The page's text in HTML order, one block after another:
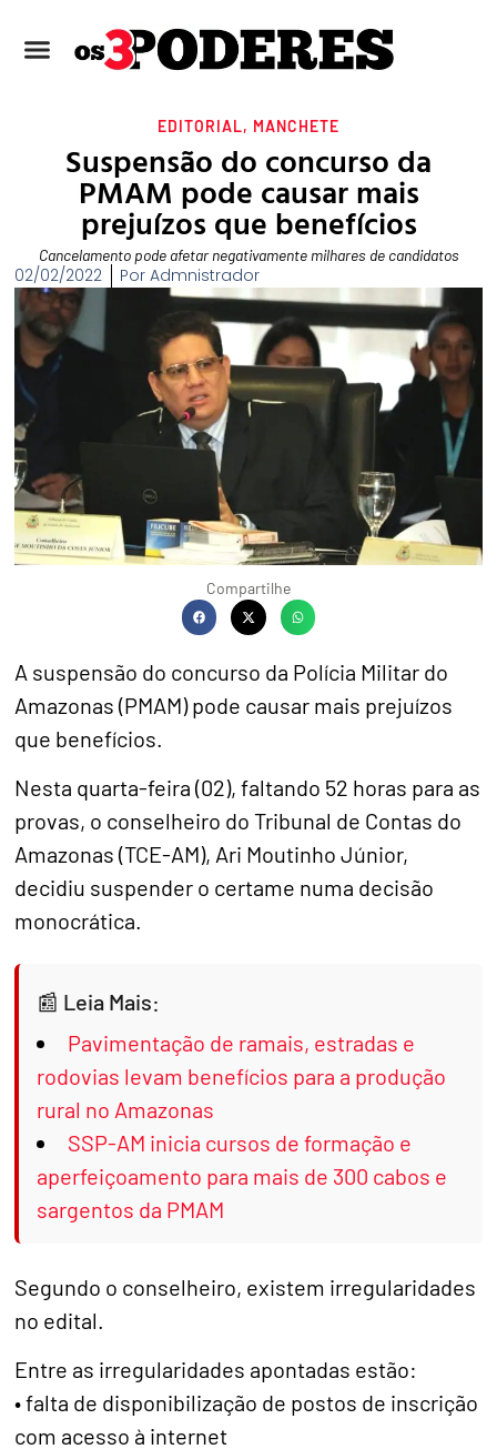
EDITORIAL, MANCHETE
Suspensão do concurso da
PMAM pode causar mais
prejuízos que benefícios
Cancelamento pode afetar negativamente milhares de candidatos
02/02/2022 Por Admnistrador
Compartilhe
A suspensão do concurso da Polícia Militar do
Amazonas (PMAM) pode causar mais prejuízos
que benefícios.
Nesta quarta-feira (02), faltando 52 horas para as
provas, o conselheiro do Tribunal de Contas do
Amazonas (TCE-AM), Ari Moutinho Júnior,
decidiu suspender o certame numa decisão
monocrática.
Leia Mais:
Pavimentação de ramais, estradas e
rodovias levam benefícios para a produção
rural no Amazonas
SSP-AM inicia cursos de formação e
aperfeiçoamento para mais de 300 cabos e
sargentos da PMAM
Segundo o conselheiro, existem irregularidades
no edital.
Entre as irregularidades apontadas estão:
• falta de disponibilização de postos de inscrição
com acesso à internet